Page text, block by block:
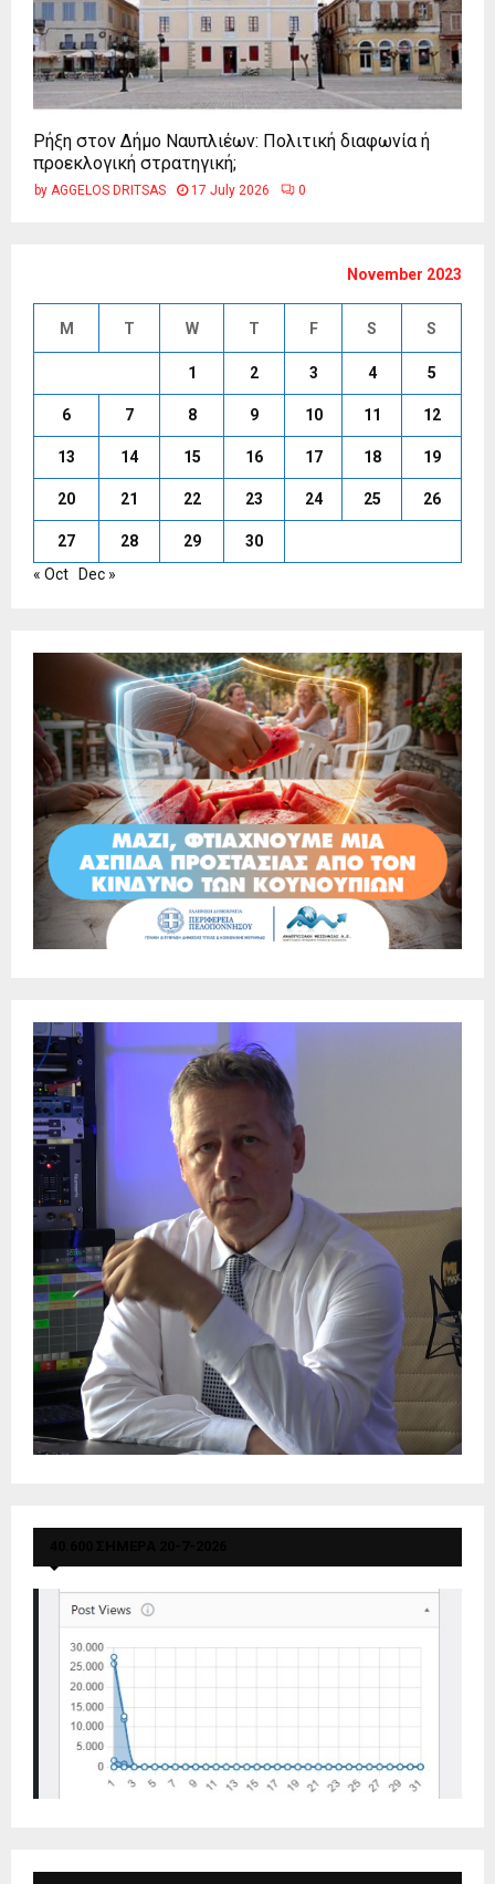
Ρήξη στον Δήμο Ναυπλιέων: Πολιτική διαφωνία ή
προεκλογική στρατηγική;
by AGGELOS DRITSAS 17 July 2026 0
November 2023
M T W T F S S
1 2 3 4 5
6 7 8 9 10 11 12
13 14 15 16 17 18 19
20 21 22 23 24 25 26
27 28 29
30
« Oct
Dec »